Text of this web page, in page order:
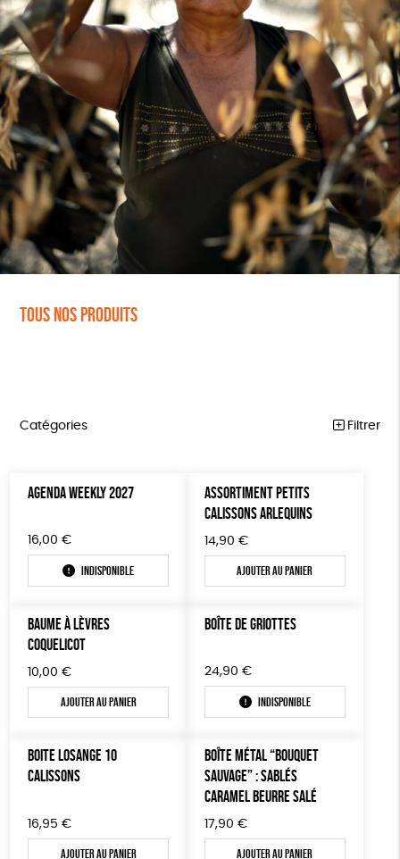
Tous nos produits
Catégories Filtrer
MAISON
ACCESSOIRES
PAPETERIE
LIVRES
TOUT
Par défaut
Nouveauté
Prix : du - cher au + cher
Disponibilité
0 € - 50 €
50 € - 100 €
150 € - 200 €
Plus de 200€
Couleur
terracotta vert
Mots clés
Biodégradable
Fabrication artisanale Oeko-Tex
Fabriqué en Espagne GOTS
AGENDA WEEKLY 2027
16,00 €
Indisponible
ASSORTIMENT PETITS
CALISSONS ARLEQUINS
14,90 €
Ajouter au panier
BAUME À LÈVRES
COQUELICOT
10,00 €
Ajouter au panier
BOÎTE DE GRIOTTES
24,90 €
Indisponible
BOITE LOSANGE 10
CALISSONS
16,95 €
Ajouter au panier
BOÎTE MÉTAL “BOUQUET
SAUVAGE” : SABLÉS
CARAMEL BEURRE SALÉ
17,90 €
Ajouter au panier